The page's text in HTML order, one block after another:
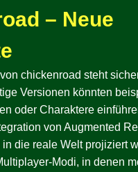
– Neue
chickenroad steht
Versionen könnten
oder Charaktere
von Augmented
die reale Welt projiziert
Modi, in denen